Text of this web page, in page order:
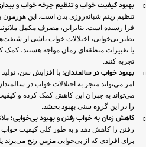
بهبود کیفیت خواب و تنظیم چرخه خواب و
تنظیم ریتم شبانه‌روزی بدن است. این
فرا رسیده است. بنابراین، مصرف مکمل
نظیر بی‌خوابی، اختلالات خواب ناشی از
یا تغییرات منطقه‌ای زمان مواجه هستند، کمک
تجربه کنند.
بهبود خواب در سالمندان: با افزایش سن،
امر می‌تواند منجر به اختلالات خواب در
می‌تواند به جبران این کاهش کمک کرده و
را در این گروه سنی بهبود بخشد.
کاهش زمان به خواب رفتن و بهبود بی‌خوابی:
رفتن را کاهش دهد و به طور کلی کیفیت خواب
برای افرادی که از بی‌خوابی مزمن رنج می‌برند